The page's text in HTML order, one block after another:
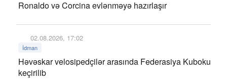
Ronaldo və Corcina evlənməyə hazırlaşır
02.08.2026, 17:02
İdman
Həvəskar velosipedçilər arasında Federasiya Kuboku
keçirilib